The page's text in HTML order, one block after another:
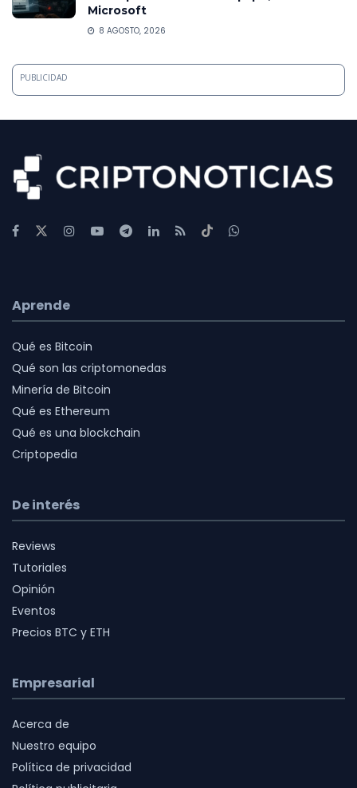
Microsoft
8 AGOSTO, 2026
PUBLICIDAD
Aprende
Qué es Bitcoin
Qué son las criptomonedas
Minería de Bitcoin
Qué es Ethereum
Qué es una blockchain
Criptopedia
De interés
Reviews
Tutoriales
Opinión
Eventos
Precios BTC y ETH
Empresarial
Acerca de
Nuestro equipo
Política de privacidad